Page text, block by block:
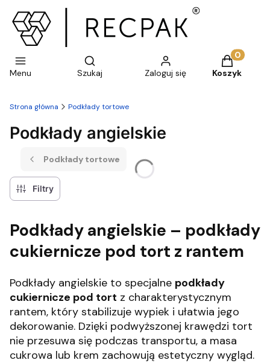
Menu
Otwórz wyszukiwarkę
Szukaj Zaloguj się
Produkty
Koszyk
Strona główna Podkłady tortowe
Podkłady angielskie
Podkłady tortowe
Filtry
Podkłady angielskie – podkłady
cukiernicze pod tort z rantem
Podkłady angielskie to specjalne podkłady
cukiernicze pod tort z charakterystycznym
rantem, który stabilizuje wypiek i ułatwia jego
dekorowanie. Dzięki podwyższonej krawędzi tort
nie przesuwa się podczas transportu, a masa
cukrowa lub krem zachowują estetyczny wygląd.